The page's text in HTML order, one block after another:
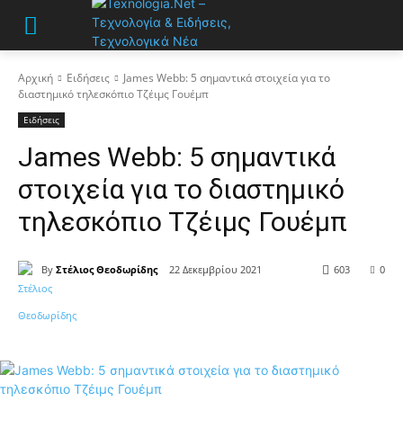
Αρχική Ειδήσεις
James Webb: 5 σημαντικά στοιχεία για το
διαστημικό τηλεσκόπιο Τζέιμς Γουέμπ
Ειδήσεις
James Webb: 5 σημαντικά
στοιχεία για το διαστημικό
τηλεσκόπιο Τζέιμς Γουέμπ
By Στέλιος Θεοδωρίδης 22 Δεκεμβρίου 2021 0
603